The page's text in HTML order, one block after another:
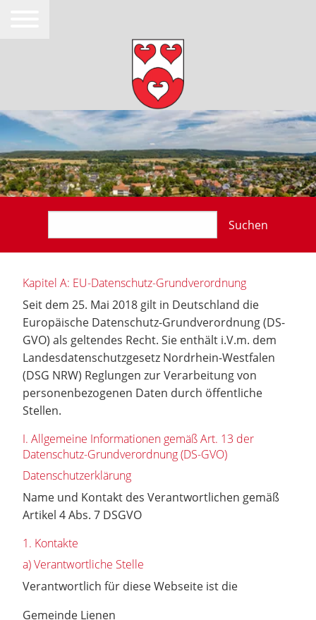
Suchen
Kapitel A: EU-Datenschutz-Grundverordnung
Seit dem 25. Mai 2018 gilt in Deutschland die
Europäische Datenschutz-Grundverordnung (DS-
GVO) als geltendes Recht. Sie enthält i.V.m. dem
Landesdatenschutzgesetz Nordrhein-Westfalen
(DSG NRW) Reglungen zur Verarbeitung von
personenbezogenen Daten durch öffentliche
Stellen.
I. Allgemeine Informationen gemäß Art. 13 der
Datenschutz-Grundverordnung (DS-GVO)
Datenschutzerklärung
Name und Kontakt des Verantwortlichen gemäß
Artikel 4 Abs. 7 DSGVO
1. Kontakte
a) Verantwortliche Stelle
Verantwortlich für diese Webseite ist die
Gemeinde Lienen